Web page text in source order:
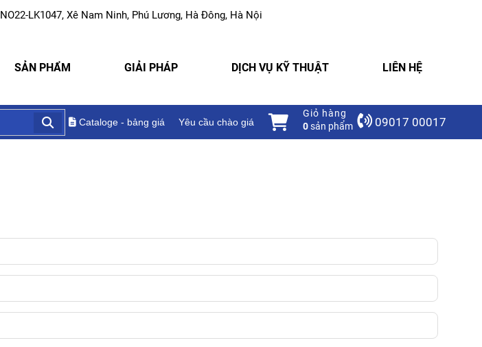
NO22-LK1047, Xê Nam Ninh, Phú Lương, Hà Đông, Hà Nội
SẢN PHẨM GIẢI PHÁP DỊCH VỤ KỸ THUẬT LIÊN HỆ
Cataloge - bảng giá Yêu cầu chào giá
Giỏ hàng
0sản phẩm 09017 00017